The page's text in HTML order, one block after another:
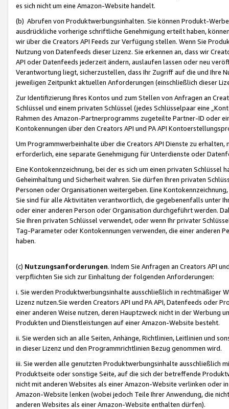
es sich nicht um eine Amazon-Website handelt.
(b) Abrufen von Produktwerbungsinhalten. Sie können Produkt-
ausdrückliche vorherige schriftliche Genehmigung erteilt haben,
wir über die Creators API Feeds zur Verfügung stellen. Wenn Sie
Nutzung von Datenfeeds dieser Lizenz. Sie erkennen an, dass wir
API oder Datenfeeds jederzeit ändern, auslaufen lassen oder neu
Verantwortung liegt, sicherzustellen, dass Ihr Zugriff auf die und Ihre
jeweiligen Zeitpunkt aktuellen Anforderungen (einschließlich dieser
Zur Identifizierung Ihres Kontos und zum Stellen von Anfragen an
Schlüssel und einem privaten Schlüssel (jedes Schlüsselpaar eine
Rahmen des Amazon-Partnerprogramms zugeteilte Partner-ID oder
Kontokennungen über den Creators API und PA API
Um Programmwerbeinhalte über die Creators API Dienste zu
erforderlich, eine separate Genehmigung für Unterdienste oder
Eine Kontokennzeichnung, bei der es sich um einen privaten
Geheimhaltung und Sicherheit wahren. Sie dürfen Ihren privaten
Personen oder Organisationen weitergeben. Eine
Sie sind für alle Aktivitäten verantwortlich, die gegebenenfalls unter
oder einer anderen Person oder Organisation durchgeführt werden.
Sie Ihren privaten Schlüssel verwendet, oder wenn Ihr privater
Tag-Parameter oder Kontokennungen verwenden, die einer anderen
haben.
(c) Nutzungsanforderungen. Indem Sie Anfragen an Creators API
verpflichten Sie sich zur Einhaltung der folgenden Anforderungen:
i. Sie werden Produktwerbungsinhalte ausschließlich in rechtmäßiger
Lizenz nutzen.Sie werden Creators API und PA API, Datenfeeds oder
einer anderen Weise nutzen, deren Hauptzweck nicht in der Werbung
Produkten und Dienstleistungen auf einer Amazon-Website besteht.
ii. Sie werden sich an alle Seiten, Anhänge, Richtlinien, Leitlinien und
in dieser Lizenz und den Programmrichtlinien Bezug genommen wird.
iii. Sie werden alle genutzten Produktwerbungsinhalte ausschließlich
Produktseite oder sonstige Seite, auf die sich der betreffende
nicht mit anderen Websites als einer Amazon-Website verlinken oder
Amazon-Website lenken (wobei jedoch Teile Ihrer Anwendung, die
anderen Websites als einer Amazon-Website enthalten dürfen).